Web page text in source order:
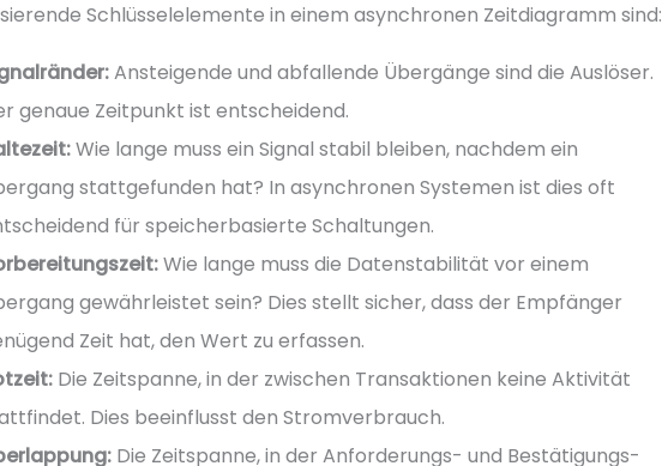
Schlüsselelemente in einem asynchronen Zeitdiagramm sind:
Ansteigende und abfallende Übergänge sind die Auslöser.
genaue Zeitpunkt ist entscheidend.
Wie lange muss ein Signal stabil bleiben, nachdem ein
stattgefunden hat? In asynchronen Systemen ist dies oft
für speicherbasierte Schaltungen.
Wie lange muss die Datenstabilität vor einem
gewährleistet sein? Dies stellt sicher, dass der Empfänger
Zeit hat, den Wert zu erfassen.
Die Zeitspanne, in der zwischen Transaktionen keine Aktivität
Dies beeinflusst den Stromverbrauch.
Die Zeitspanne, in der Anforderungs- und Bestätigungs-